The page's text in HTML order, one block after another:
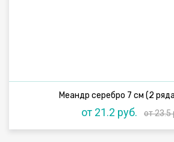
Меандр серебро 7 см (2
от 21.2 руб. от 23.5